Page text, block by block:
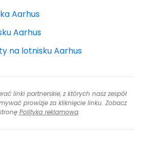
Aarhus
Aarhus
na lotnisku Aarhus
linki partnerskie, z których nasz zespół
prowizje za kliknięcie linku. Zobacz
Polityka reklamowa.